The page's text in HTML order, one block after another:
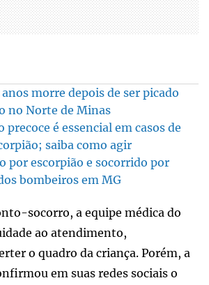
morre depois de ser picado
no Norte de Minas
é essencial em casos de
saiba como agir
por escorpião e socorrido por
bombeiros em MG
socorro, a equipe médica do
ao atendimento,
o quadro da criança. Porém, a
em suas redes sociais o